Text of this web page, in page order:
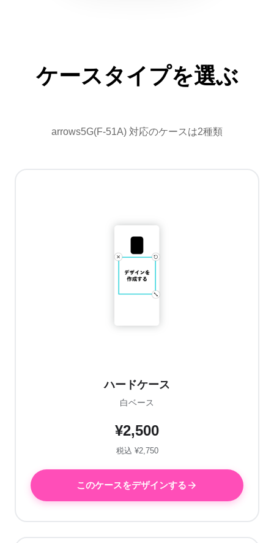
ケースタイプを選ぶ
arrows5G(F-51A) 対応のケースは2種類
ハードケース
白ベース
¥2,500
税込 ¥2,750
このケースをデザインする